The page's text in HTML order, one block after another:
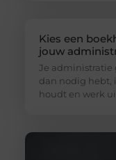
Kies een
jouw
Je administratie
dan nodig hebt,
houdt en werk